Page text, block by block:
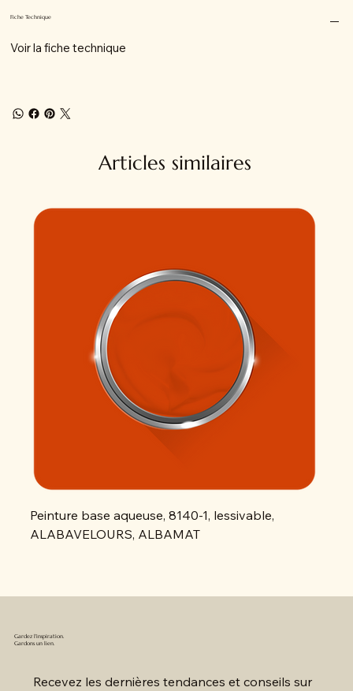
Fiche Technique
Voir la fiche technique
Articles similaires
Peinture base aqueuse, 8140-1, lessivable,
ALABAVELOURS, ALBAMAT
Gardez l'inspiration.
Gardons un lien.
Recevez les dernières tendances et conseils sur